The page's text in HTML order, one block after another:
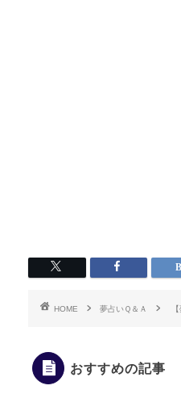
HOME 夢占いＱ＆Ａ
おすすめの記事